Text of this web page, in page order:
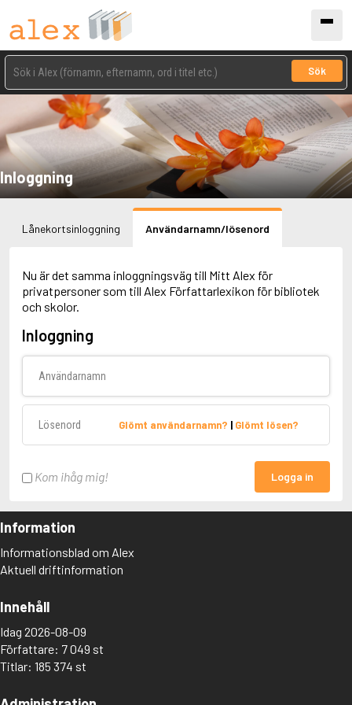
Sök
Inloggning
Lånekortsinloggning Användarnamn/lösenord
Nu är det samma inloggningsväg till Mitt Alex för
privatpersoner som till Alex Författarlexikon för bibliotek
och skolor.
Inloggning
Glömt användarnamn? | Glömt lösen?
Kom ihåg mig! Logga in
Information
Informationsblad om Alex
Aktuell driftinformation
Innehåll
Idag 2026-08-09
Författare: 7 049 st
Titlar: 185 374 st